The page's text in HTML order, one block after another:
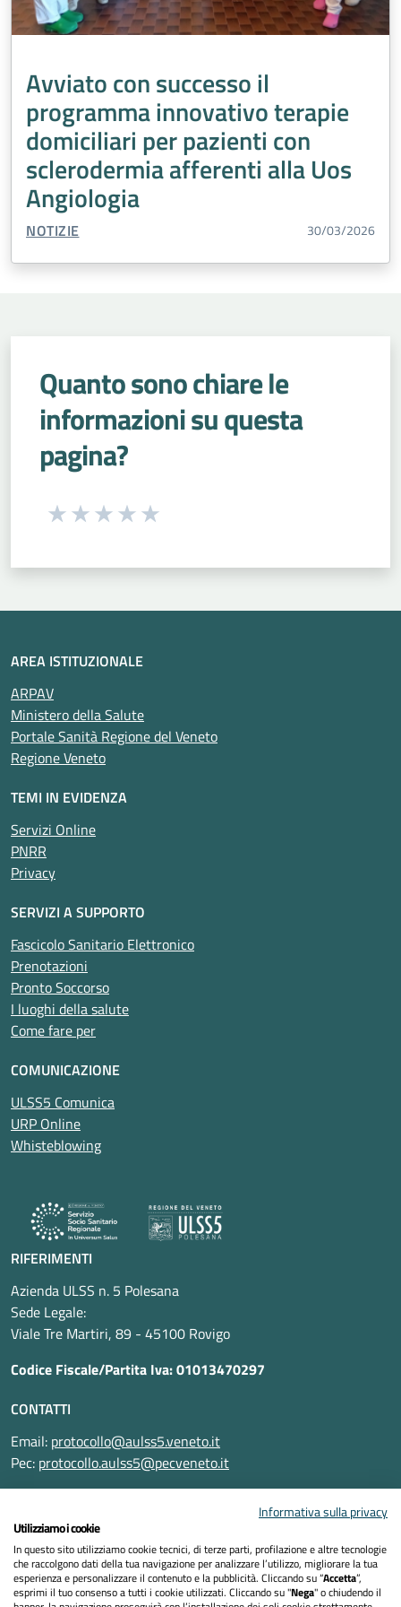
Avviato con successo il
programma innovativo terapie
domiciliari per pazienti con
sclerodermia afferenti alla Uos
Angiologia
TIPO CONTENUTO:
NOTIZIE 30/03/2026
Quanto sono chiare le
informazioni su questa
pagina?
Seleziona una valutazione da 1 a 5 stelle
AREA ISTITUZIONALE
ARPAV
Ministero della Salute
Portale Sanità Regione del Veneto
Regione Veneto
TEMI IN EVIDENZA
Servizi Online
PNRR
Privacy
SERVIZI A SUPPORTO
Fascicolo Sanitario Elettronico
Prenotazioni
Pronto Soccorso
I luoghi della salute
Come fare per
COMUNICAZIONE
ULSS5 Comunica
URP Online
Whisteblowing
RIFERIMENTI
Azienda ULSS n. 5 Polesana
Sede Legale:
Viale Tre Martiri, 89 - 45100 Rovigo
Codice Fiscale/Partita Iva: 01013470297
CONTATTI
Email: protocollo@aulss5.veneto.it
Pec: protocollo.aulss5@pecveneto.it
Informativa privacy
Informativa sulla privacy
Utilizziamo i cookie
In questo sito utilizziamo cookie tecnici, di terze parti, profilazione e altre tecnologie
che raccolgono dati della tua navigazione per analizzare l’utilizzo, migliorare la tua
esperienza e personalizzare il contenuto e la pubblicità. Cliccando su “Accetta”,
esprimi il tuo consenso a tutti i cookie utilizzati. Cliccando su "Nega" o chiudendo il